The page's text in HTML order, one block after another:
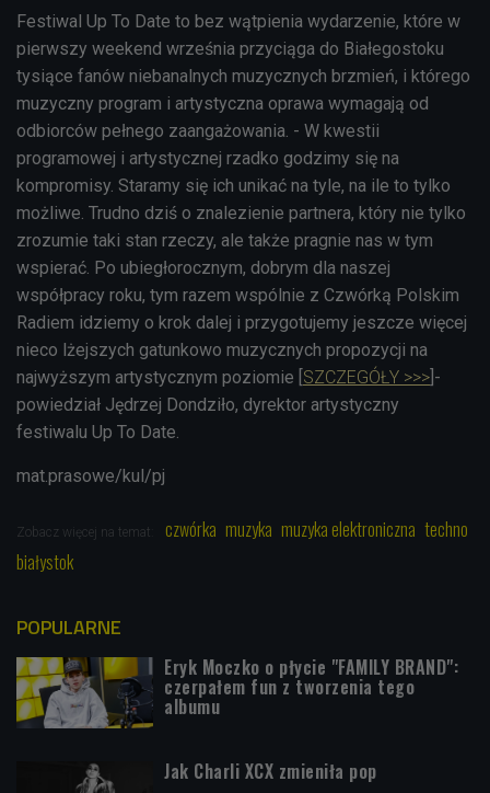
Festiwal Up To Date to bez wątpienia wydarzenie, które w
pierwszy weekend września przyciąga do Białegostoku
tysiące fanów niebanalnych muzycznych brzmień, i którego
muzyczny program i artystyczna oprawa wymagają od
odbiorców pełnego zaangażowania. - W kwestii
programowej i artystycznej rzadko godzimy się na
kompromisy. Staramy się ich unikać na tyle, na ile to tylko
możliwe. Trudno dziś o znalezienie partnera, który nie tylko
zrozumie taki stan rzeczy, ale także pragnie nas w tym
wspierać. Po ubiegłorocznym, dobrym dla naszej
współpracy roku, tym razem wspólnie z Czwórką Polskim
Radiem idziemy o krok dalej i przygotujemy jeszcze więcej
nieco lżejszych gatunkowo muzycznych propozycji na
najwyższym artystycznym poziomie [ SZCZEGÓŁY >>> ]-
powiedział Jędrzej Dondziło, dyrektor artystyczny
festiwalu Up To Date.
mat.prasowe/kul/pj
Zobacz więcej na temat: czwórka muzyka muzyka elektroniczna techno
białystok
POPULARNE
Eryk Moczko o płycie "FAMILY BRAND":
czerpałem fun z tworzenia tego
albumu
Jak Charli XCX zmieniła pop